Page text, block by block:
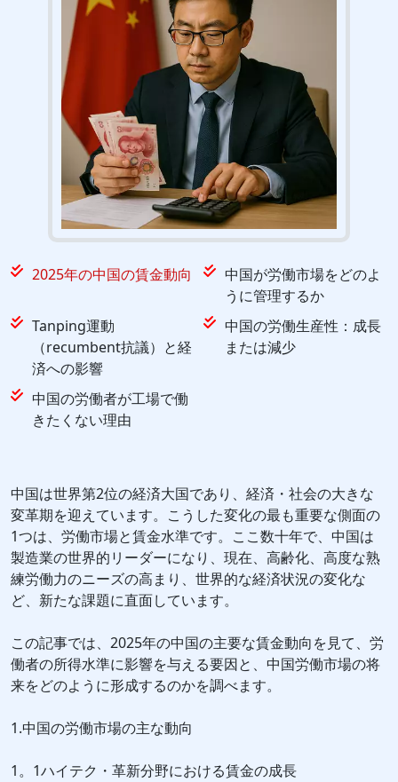
2025年の中国の賃金動向
中国が労働市場をどのよ
うに管理するか
Tanping運動
（recumbent抗議）と経
済への影響
中国の労働生産性：成長
または減少
中国の労働者が工場で働
きたくない理由
中国は世界第2位の経済大国であり、経済・社会の大きな
変革期を迎えています。こうした変化の最も重要な側面の
1つは、労働市場と賃金水準です。ここ数十年で、中国は
製造業の世界的リーダーになり、現在、高齢化、高度な熟
練労働力のニーズの高まり、世界的な経済状況の変化な
ど、新たな課題に直面しています。
この記事では、2025年の中国の主要な賃金動向を見て、労
働者の所得水準に影響を与える要因と、中国労働市場の将
来をどのように形成するのかを調べます。
1.中国の労働市場の主な動向
1。1ハイテク・革新分野における賃金の成長